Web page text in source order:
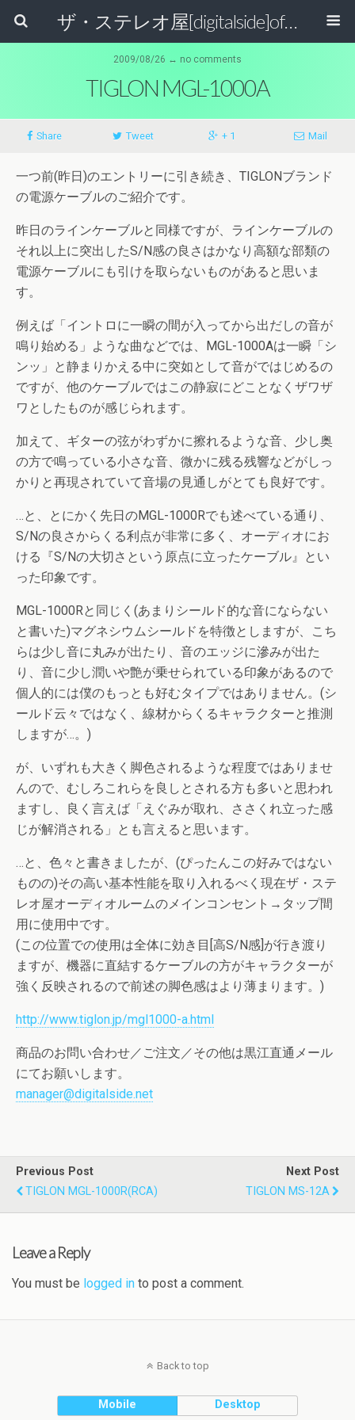
ザ・ステレオ屋[digitalside]official blog.
2009/08/26 ↔ no comments
TIGLON MGL-1000A
Share Tweet + 1 Mail
一つ前(昨日)のエントリーに引き続き、TIGLONブランド
の電源ケーブルのご紹介です。
昨日のラインケーブルと同様ですが、ラインケーブルの
それ以上に突出したS/N感の良さはかなり高額な部類の
電源ケーブルにも引けを取らないものがあると思いま
す。
例えば「イントロに一瞬の間が入ってから出だしの音が
鳴り始める」ような曲などでは、MGL-1000Aは一瞬「シ
ンッ」と静まりかえる中に突如として音がではじめるの
ですが、他のケーブルではこの静寂にどことなくザワザ
ワとしたものが感じられます。
加えて、ギターの弦がわずかに擦れるような音、少し奥
の方で鳴っている小さな音、微かに残る残響などがしっ
かりと再現されていて音場の見通しがとても良好です。
…と、とにかく先日のMGL-1000Rでも述べている通り、
S/Nの良さからくる利点が非常に多く、オーディオにお
ける『S/Nの大切さという原点に立ったケーブル』とい
った印象です。
MGL-1000Rと同じく(あまりシールド的な音にならない
と書いた)マグネシウムシールドを特徴としますが、こち
らは少し音に丸みが出たり、音のエッジに滲みが出た
り、音に少し潤いや艶が乗せられている印象があるので
個人的には僕のもっとも好むタイプではありません。(シ
ールド云々ではなく、線材からくるキャラクターと推測
しますが…。)
が、いずれも大きく脚色されるような程度ではありませ
んので、むしろこれらを良しとされる方も多いと思われ
ますし、良く言えば「えぐみが取れ、ささくれ立った感
じが解消される」とも言えると思います。
…と、色々と書きましたが、(ぴったんこの好みではない
ものの)その高い基本性能を取り入れるべく現在ザ・ステ
レオ屋オーディオルームのメインコンセント→タップ間
用に使用中です。
(この位置での使用は全体に効き目[高S/N感]が行き渡り
ますが、機器に直結するケーブルの方がキャラクターが
強く反映されるので前述の脚色感はより薄まります。)
http://www.tiglon.jp/mgl1000-a.html
商品のお問い合わせ／ご注文／その他は黒江直通メール
にてお願いします。
manager@digitalside.net
Previous Post
TIGLON MGL-1000R(RCA)
Next Post
TIGLON MS-12A
Leave a Reply
You must be logged in to post a comment.
Back to top
Mobile Desktop